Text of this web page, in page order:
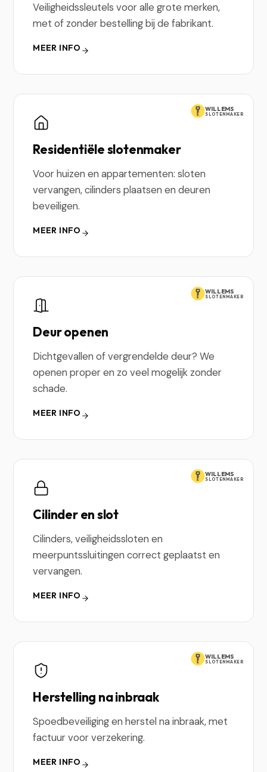
Veiligheidssleutels voor alle grote merken,
met of zonder bestelling bij de fabrikant.
MEER INFO
WILLEMS
SLOTENMAKER
Residentiële slotenmaker
Voor huizen en appartementen: sloten
vervangen, cilinders plaatsen en deuren
beveiligen.
MEER INFO
WILLEMS
SLOTENMAKER
Deur openen
Dichtgevallen of vergrendelde deur? We
openen proper en zo veel mogelijk zonder
schade.
MEER INFO
WILLEMS
SLOTENMAKER
Cilinder en slot
Cilinders, veiligheidssloten en
meerpuntssluitingen correct geplaatst en
vervangen.
MEER INFO
WILLEMS
SLOTENMAKER
Herstelling na inbraak
Spoedbeveiliging en herstel na inbraak, met
factuur voor verzekering.
MEER INFO